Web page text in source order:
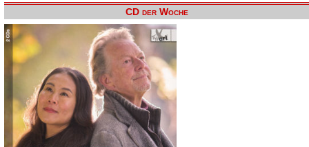
CD der Woche